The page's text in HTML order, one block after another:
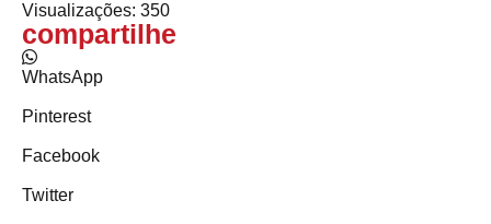
Visualizações: 350
compartilhe
WhatsApp
Pinterest
Facebook
Twitter